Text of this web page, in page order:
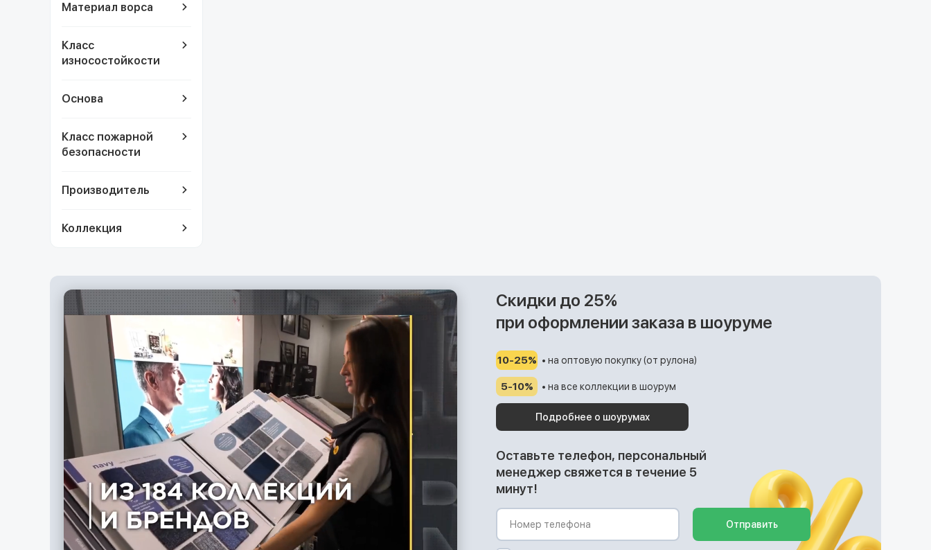
Материал ворса
Класс
износостойкости
Основа
Класс пожарной
безопасности
Производитель
Коллекция
Скидки до 25%
при оформлении заказа в шоуруме
10-25% • на оптовую покупку (от рулона)
5-10% • на все коллекции в шоурум
Подробнее о шоурумах
Оставьте телефон, персональный
менеджер свяжется в течение 5
минут!
Отправить